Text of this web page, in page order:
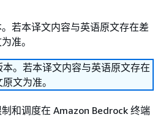
若本译文内容与英语原文存在差
准。
。若本译文内容与英语原文存在
文为准。
和调度在 Amazon Bedrock 终端